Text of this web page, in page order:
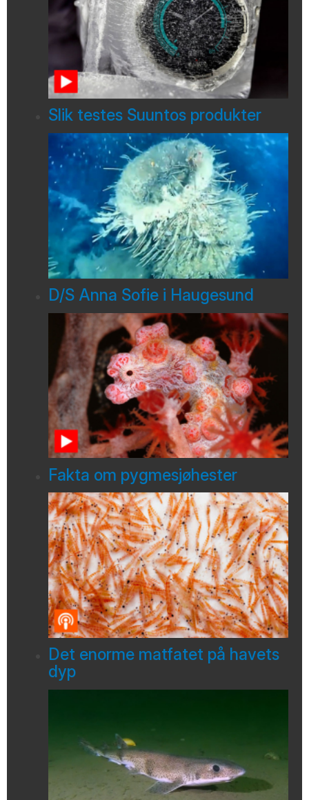
Slik testes Suuntos produkter
D/S Anna Sofie i Haugesund
Fakta om pygmesjøhester
Det enorme matfatet på havets
dyp